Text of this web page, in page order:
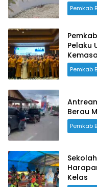
Pemkab
Pelaku
Pemkab
Berau
Pemkab
Kelas